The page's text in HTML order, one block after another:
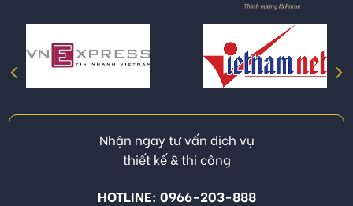
Nhận ngay tư vấn dịch vụ
thiết kế & thi công
HOTLINE: 0966-203-888